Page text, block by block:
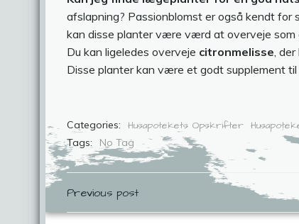
afslapning? Passionblomst er også kendt
kan disse planter være værd at overveje som
Du kan ligeledes overveje citronmelisse,
Disse planter kan være et godt supplement
Categories: Husapotekets Opskrifter
Tags: No Tag
Indlægsnavigation
Previous post